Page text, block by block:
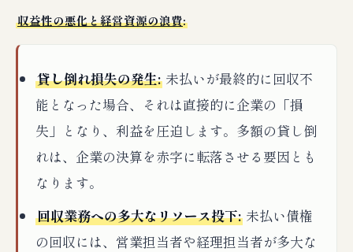
収益性の悪化と経営資源の浪費:
貸し倒れ損失の発生: 未払いが最終的に回収不
能となった場合、それは直接的に企業の「損
失」となり、利益を圧迫します。多額の貸し倒
れは、企業の決算を赤字に転落させる要因とも
なります。
回収業務への多大なリソース投下: 未払い債権
の回収には、営業担当者や経理担当者が多大な